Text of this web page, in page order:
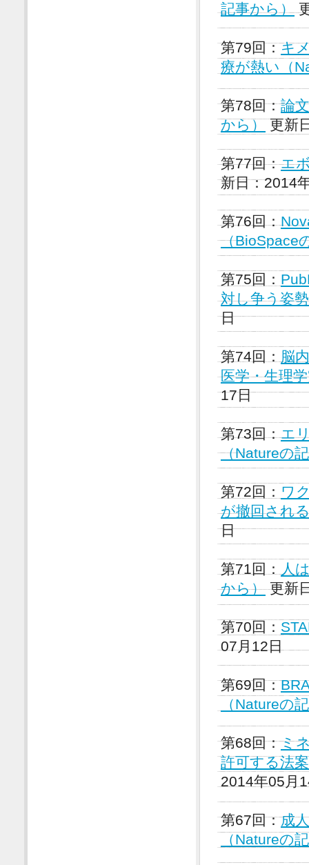
記事から）
第79回：キ
療が熱い（
第78回：論
から）更新
第77回：エ
新日：2014
第76回：
（BioSpace
第75回：
対し争う姿
日
第74回： 脳
医学・生理
17日
第73回：エ
（Natureの
第72回： ワ
が撤回され
日
第71回： 人
から）更新
第70回：
07月12日
第69回：
（Natureの
第68回：ミ
許可する法
2014年05月
第67回：成
（Natureの